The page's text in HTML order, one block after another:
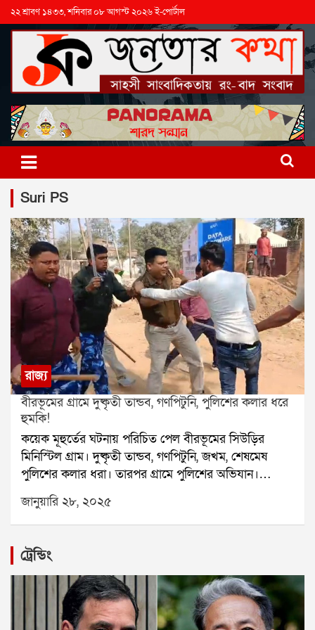
২২ শ্রাবণ ১৪৩৩, শনিবার ০৮ আগস্ট ২০২৬ ই-পোর্টাল
Suri PS
রাজ্য
বীরভূমের গ্রামে দুষ্কৃতী তান্ডব, গণপিটুনি, পুলিশের কলার ধরে
হুমকি!
কয়েক মূহুর্তের ঘটনায় পরিচিত পেল বীরভূমের সিউড়ির
মিনিস্টিল গ্রাম। দুষ্কৃতী তান্ডব, গণপিটুনি, জখম, শেষমেষ
পুলিশের কলার ধরা। তারপর গ্রামে পুলিশের অভিযান।
গ্রেফতার। এদিন সকালে সিউড়ির মিনিস্টিলে আগ্নেয়াস্ত্র হাতে
গ্রামে প্রবেশ করে দুই যুবক। তাদের হাতেনাতে পাকড়াও করে
গ্রামবাসীরা। পুলিশকে ঘিরেও চলে ব্যাপক বিক্ষোভ। পরিস্থিতি
আয়ত্বে আনতে লাঠি হাতে তারা করে পুলিশ।স্থানীয় সূত্রে জানা
গিয়েছে, আজ দুজন যুবক বাইরে থেকে এসে আগ্নেয়াস্ত্র নিয়ে
গ্রামের ভেতর প্রবেশ করতে যাচ্ছিল। সেই সময় গ্রামবাসীরা
হাতেনাতে ধরে ফেলে ওই যুবকদের। খবর দেওয়া হয়
পুলিশকে, সাথে চলে গণপিটুনি। দড়ি দিয়ে পিছেমোড়া করে
জানুয়ারি ২৮, ২০২৫
ট্রেন্ডিং